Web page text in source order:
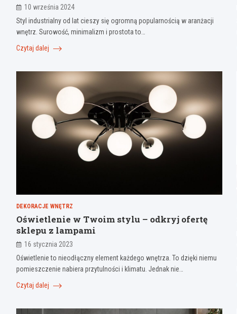
10 września 2024
Styl industrialny od lat cieszy się ogromną popularnością w aranżacji
wnętrz. Surowość, minimalizm i prostota to…
Czytaj dalej
DEKORACJE WNĘTRZ
Oświetlenie w Twoim stylu – odkryj ofertę
sklepu z lampami
16 stycznia 2023
Oświetlenie to nieodłączny element każdego wnętrza. To dzięki niemu
pomieszczenie nabiera przytulności i klimatu. Jednak nie…
Czytaj dalej